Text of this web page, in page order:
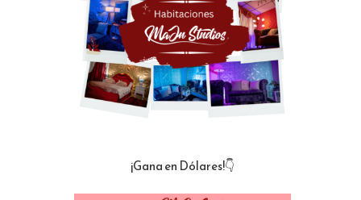
¡Gana en Dólares!👇